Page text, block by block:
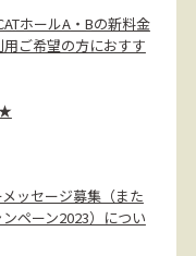
ホールA・Bの新料金
ご希望の方におすす
ッセージ募集（また
ペーン2023）につい